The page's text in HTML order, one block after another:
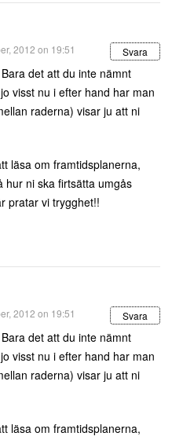
2012 on 19:51 Svara
det att du inte nämnt
visst nu i efter hand har man
raderna) visar ju att ni
läsa om framtidsplanerna,
hur ni ska firtsätta umgås
pratar vi trygghet!!
2012 on 19:51 Svara
det att du inte nämnt
visst nu i efter hand har man
raderna) visar ju att ni
läsa om framtidsplanerna,